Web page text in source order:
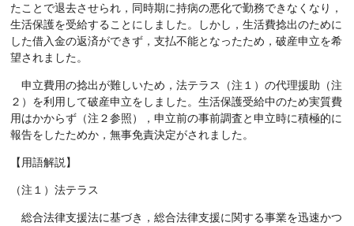
たことで退去させられ，同時期に持病の悪化で勤務できなくなり，
生活保護を受給することにしました。しかし，生活費捻出のために
した借入金の返済ができず，支払不能となったため，破産申立を希
望されました。
申立費用の捻出が難しいため，法テラス（注１）の代理援助（注
２）を利用して破産申立をしました。生活保護受給中のため実質費
用はかからず（注２参照），申立前の事前調査と申立時に積極的に
報告をしたためか，無事免責決定がされました。
【用語解説】
（注１）法テラス
総合法律支援法に基づき，総合法律支援に関する事業を迅速かつ